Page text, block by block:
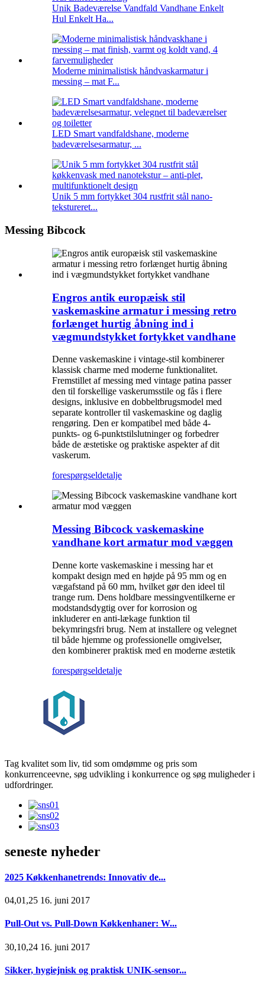
Unik Badeværelse Vandfald Vandhane Enkelt
Hul Enkelt Ha...
Moderne minimalistisk håndvaskarmatur i
messing – mat F...
LED Smart vandfaldshane, moderne
badeværelsesarmatur, ...
Unik 5 mm fortykket 304 rustfrit stål nano-
tekstureret...
Messing Bibcock
Engros antik europæisk stil
vaskemaskine armatur i messing retro
forlænget hurtig åbning ind i
vægmundstykket fortykket vandhane
Denne vaskemaskine i vintage-stil kombinerer
klassisk charme med moderne funktionalitet.
Fremstillet af messing med vintage patina passer
den til forskellige vaskerumsstile og fås i flere
designs, inklusive en dobbeltbrugsmodel med
separate kontroller til vaskemaskine og daglig
rengøring. Den er kompatibel med både 4-
punkts- og 6-punktstilslutninger og forbedrer
både de æstetiske og praktiske aspekter af dit
vaskerum.
forespørgseldetalje
Messing Bibcock vaskemaskine
vandhane kort armatur mod væggen
Denne korte vaskemaskine i messing har et
kompakt design med en højde på 95 mm og en
vægafstand på 60 mm, hvilket gør den ideel til
trange rum. Dens holdbare messingventilkerne er
modstandsdygtig over for korrosion og
inkluderer en anti-lækage funktion til
bekymringsfri brug. Nem at installere og velegnet
til både hjemme og professionelle omgivelser,
den kombinerer praktisk med en moderne æstetik
forespørgseldetalje
Tag kvalitet som liv, tid som omdømme og pris som
konkurrenceevne, søg udvikling i konkurrence og søg muligheder i
udfordringer.
seneste nyheder
2025 Køkkenhanetrends: Innovativ de...
04,01,25 16. juni 2017
Pull-Out vs. Pull-Down Køkkenhaner: W...
30,10,24 16. juni 2017
Sikker, hygiejnisk og praktisk UNIK-sensor...